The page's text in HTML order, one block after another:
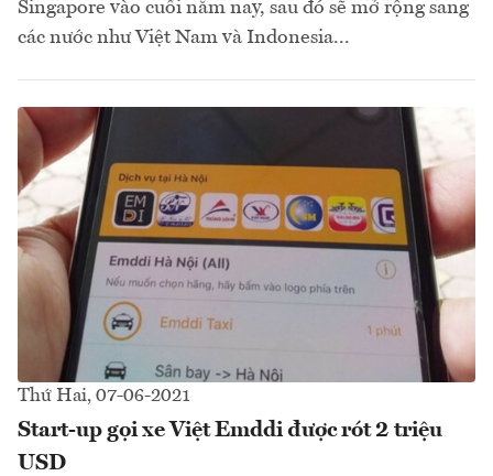
Singapore vào cuối năm nay, sau đó sẽ mở rộng sang
các nước như Việt Nam và Indonesia...
Thứ Hai, 07-06-2021
Start-up gọi xe Việt Emddi được rót 2 triệu
USD